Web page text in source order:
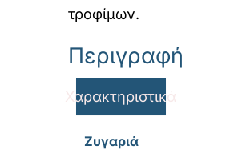
τροφίμων.
Περιγραφή
Χαρακτηριστικά
Ζυγαριά